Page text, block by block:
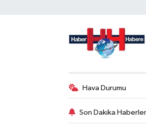
Hava Durumu
Son Dakika